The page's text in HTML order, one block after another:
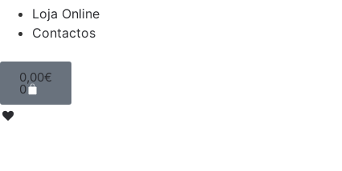
Loja Online
Contactos
0,00€
0